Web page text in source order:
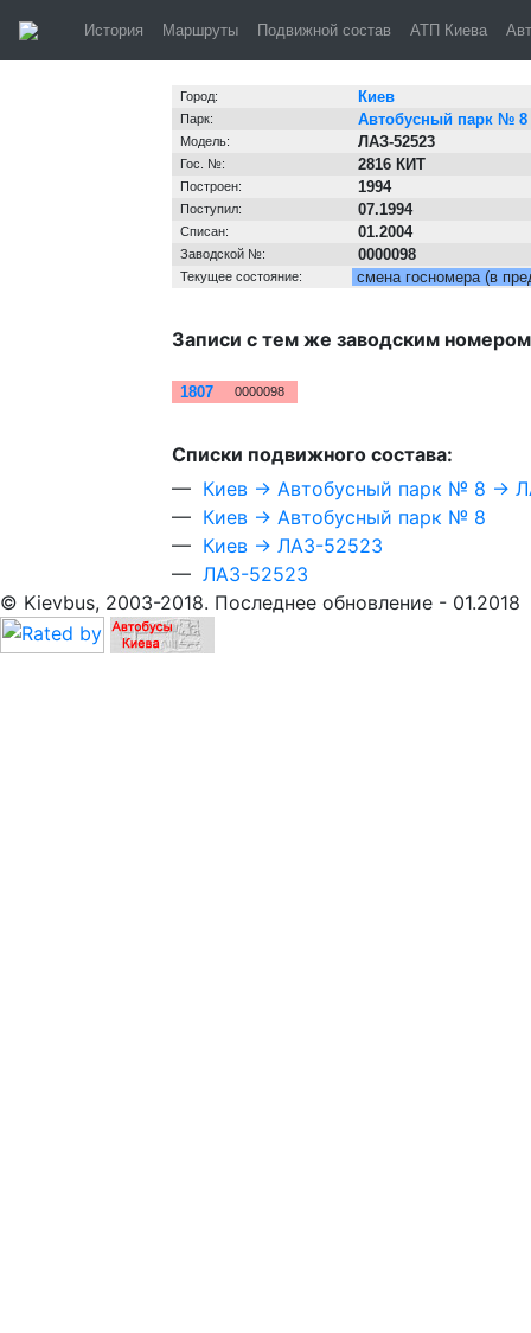
История Маршруты Подвижной состав АТП Киева
Киев,
Город:
Киев
Парк: Автобусный парк № 8
Модель: ЛАЗ-52523
Гос. №: 2816 КИТ
Построен: 1994
Поступил: 07.1994
Списан: 01.2004
Заводской №: 0000098
Текущее состояние: смена госномера (в
Записи с тем же заводским
1807 0000098
Cписки подвижного состава:
— Киев → Автобусный парк № 8 →
— Киев → Автобусный парк № 8
— Киев → ЛАЗ-52523
— ЛАЗ-52523
© Kievbus, 2003-2018. Последнее обновление - 01.2018